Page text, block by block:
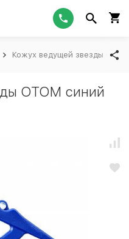
Кожух ведущей звезды
OTOM синий